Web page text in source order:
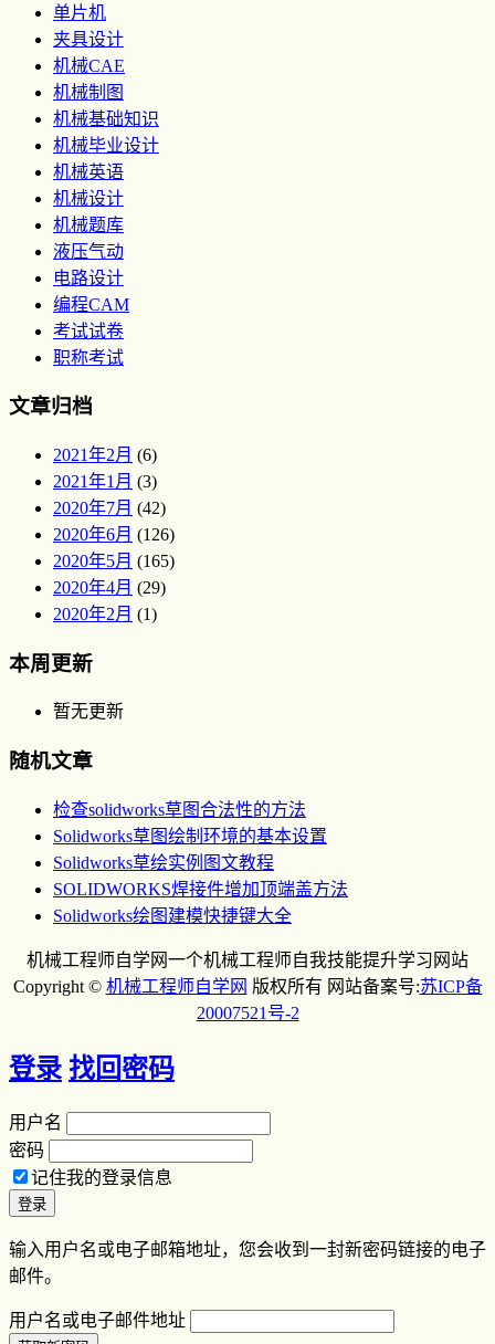
单片机
夹具设计
机械CAE
机械制图
机械基础知识
机械毕业设计
机械英语
机械设计
机械题库
液压气动
电路设计
编程CAM
考试试卷
职称考试
文章归档
2021年2月 (6)
2021年1月 (3)
2020年7月 (42)
2020年6月 (126)
2020年5月 (165)
2020年4月 (29)
2020年2月 (1)
本周更新
暂无更新
随机文章
检查solidworks草图合法性的方法
Solidworks草图绘制环境的基本设置
Solidworks草绘实例图文教程
SOLIDWORKS焊接件增加顶端盖方法
Solidworks绘图建模快捷键大全
机械工程师自学网一个机械工程师自我技能提升学习网站
Copyright © 机械工程师自学网 版权所有 网站备案号:苏ICP备
20007521号-2
登录 找回密码
用户名
密码
记住我的登录信息
输入用户名或电子邮箱地址，您会收到一封新密码链接的电子
邮件。
用户名或电子邮件地址